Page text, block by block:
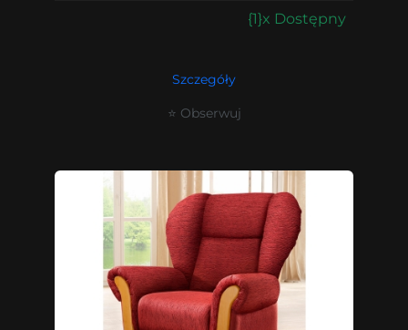
{1}x Dostępny
Szczegóły
⭐ Obserwuj